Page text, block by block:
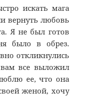
искать мага
вернуть любовь
Я не был готов
было в обрез.
откликнулись
все выложил
ее, что она
женой, хочу